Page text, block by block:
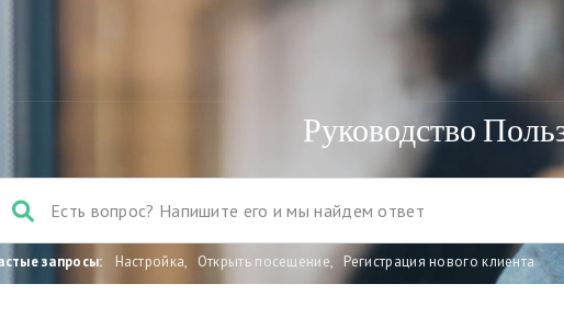
Руководство
запросы: Настройка, Открыть посещение, Регистрация нового клиента